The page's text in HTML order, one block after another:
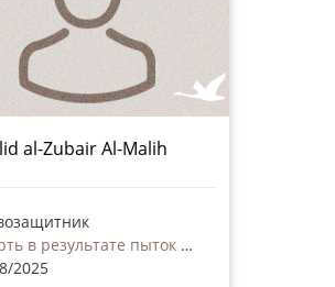
al-Zubair Al-Malih
Смерть в результате пыток или дурного обращения, в том числе и со стороны частных лиц
2025